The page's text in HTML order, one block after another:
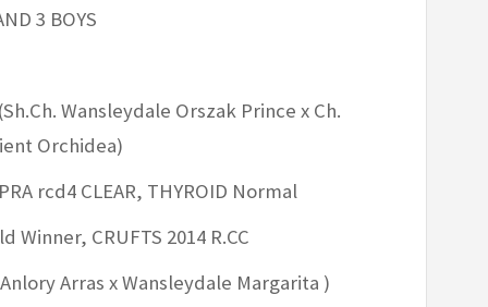
3 BOYS
Wansleydale Orszak Prince x Ch.
Orchidea)
rcd4 CLEAR, THYROID Normal
CRUFTS 2014 R.CC
Arras x Wansleydale Margarita )